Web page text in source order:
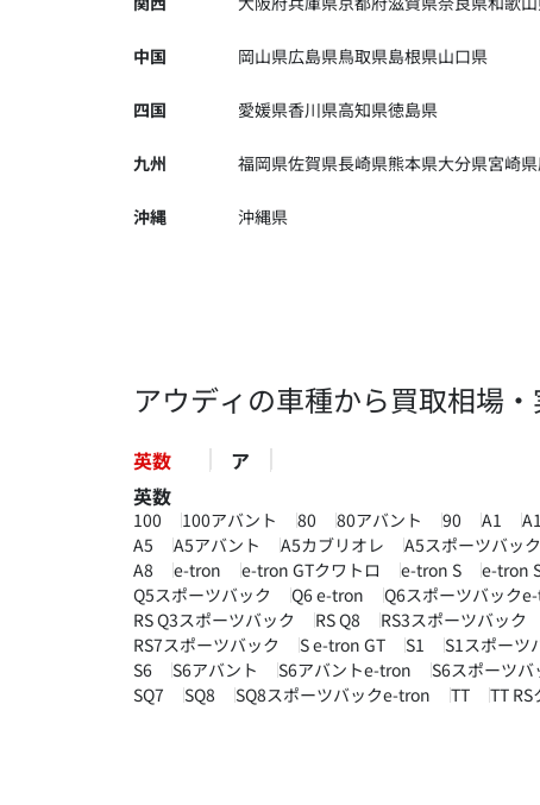
中国 岡山県広島県鳥取県島根県山口県
四国 愛媛県香川県高知県徳島県
九州 福岡県佐賀県長崎県熊本県大分県宮崎県
沖縄 沖縄県
アウディの車種から買取相場
英数
ア
英数
100 100アバント 80 80アバント 90 A1
A5
A5アバント A5カブリオレ A5スポーツバック
A8
e-tron e-tron GTクワトロ e-tron S e-tron
Q5スポーツバック
Q6 e-tron Q6スポーツバック
RS Q3スポーツバック
RS Q8 RS3スポーツバック
RS7スポーツバック
S e-tron GT S1 S1スポーツ
S6
S6アバント S6アバントe-tron S6スポーツ
SQ7
SQ8 SQ8スポーツバックe-tron TT TT RS